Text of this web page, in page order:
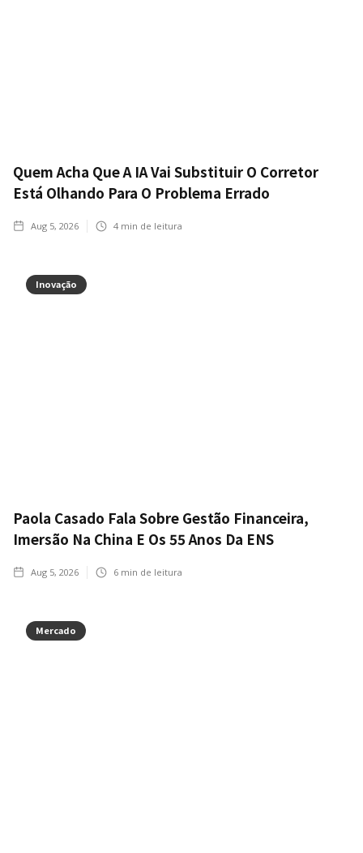
Quem Acha Que A IA Vai Substituir O Corretor
Está Olhando Para O Problema Errado
Aug 5, 2026 4 min de leitura
Inovação
Paola Casado Fala Sobre Gestão Financeira,
Imersão Na China E Os 55 Anos Da ENS
Aug 5, 2026 6 min de leitura
Mercado